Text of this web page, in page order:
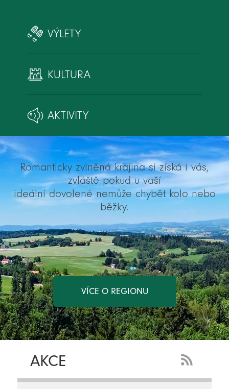
VÝLETY
KULTURA
AKTIVITY
Romanticky zvlněná krajina si získá i vás,
zvláště pokud u vaší
ideální dovolené nemůže chybět kolo nebo
běžky.
VÍCE O REGIONU
AKCE
Feed